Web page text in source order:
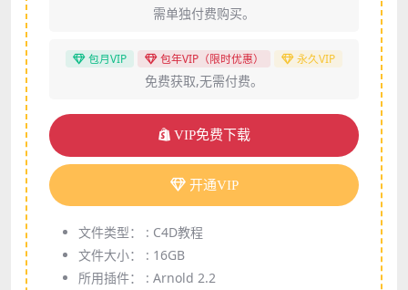
需单独付费购买。
包月VIP 包年VIP（限时优惠） 永久VIP
免费获取,无需付费。
VIP免费下载
开通VIP
文件类型： : C4D教程
文件大小： : 16GB
所用插件： : Arnold 2.2